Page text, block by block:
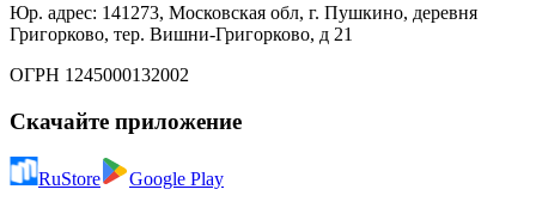
Юр. адрес: 141273, Московская обл, г. Пушкино, деревня
Григорково, тер. Вишни-Григорково, д 21
ОГРН 1245000132002
Скачайте приложение
RuStore Google Play